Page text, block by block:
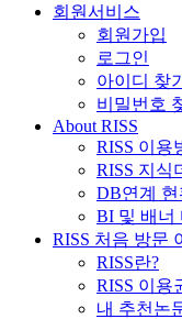
회원서비스
회원가입
로그인
아이디 찾기
비밀번호
About RISS
RISS 이용
RISS 지식
DB연계 현
BI 및 배너
RISS 처음 방문
RISS란?
RISS 이용
내 추천논